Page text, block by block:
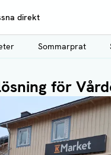
direkt
Sommarprat
för